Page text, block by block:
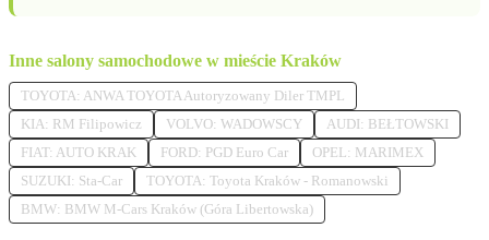
Inne salony samochodowe w mieście Kraków
TOYOTA: ANWA TOYOTA Autoryzowany Diler TMPL
KIA: RM Filipowicz
VOLVO: WADOWSCY
AUDI: BEŁTOWSKI
FIAT: AUTO KRAK
FORD: PGD Euro Car
OPEL: MARIMEX
SUZUKI: Sta-Car
TOYOTA: Toyota Kraków - Romanowski
BMW: BMW M-Cars Kraków (Góra Libertowska)